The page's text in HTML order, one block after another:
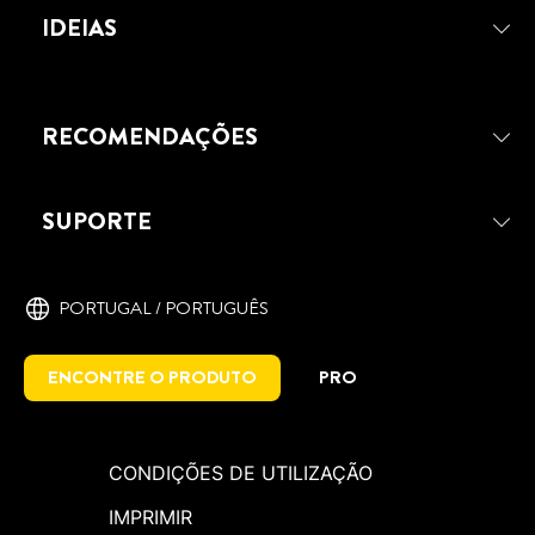
MAIS PREGOS TRANSPARENTE
BURACOS
DESCUBRA A FORMA FÁCIL DE
IDEIAS
RECOMENDAÇÕES
SUPORTE
PORTUGAL / PORTUGUÊS
ENCONTRE O PRODUTO PRO
CONDIÇÕES DE UTILIZAÇÃO
IMPRIMIR